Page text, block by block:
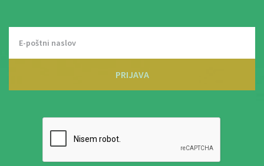
PRIJAVA